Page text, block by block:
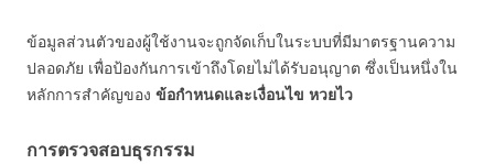
ข้อมูลส่วนตัวของผู้ใช้งานจะถูกจัดเก็บในระบบที่มีมาตรฐานความ
ปลอดภัย เพื่อป้องกันการเข้าถึงโดยไม่ได้รับอนุญาต ซึ่งเป็นหนึ่งใน
หลักการสำคัญของ ข้อกำหนดและเงื่อนไข หวยไว
การตรวจสอบธุรกรรม